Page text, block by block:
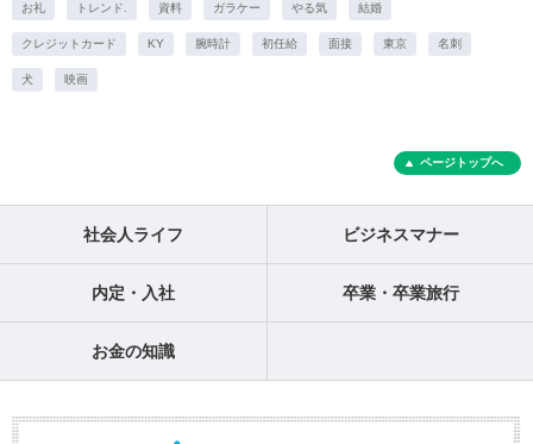
お礼 トレンド. 資料 ガラケー やる気 結婚
クレジットカード KY 腕時計 初任給 面接 東京 名刺
犬 映画
ページトップへ
社会人ライフ ビジネスマナー
内定・入社 卒業・卒業旅行
お金の知識